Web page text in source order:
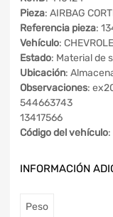
Pieza: AIRBAG
Referencia pieza:
Vehículo:
Estado: Material de
Ubicación:
Observaciones:
544663743
13417566
Código del vehículo
INFORMACIÓN
Peso